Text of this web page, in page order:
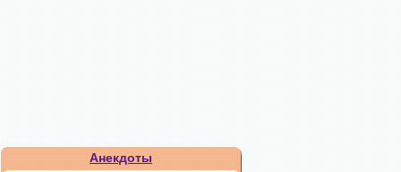
Анекдоты